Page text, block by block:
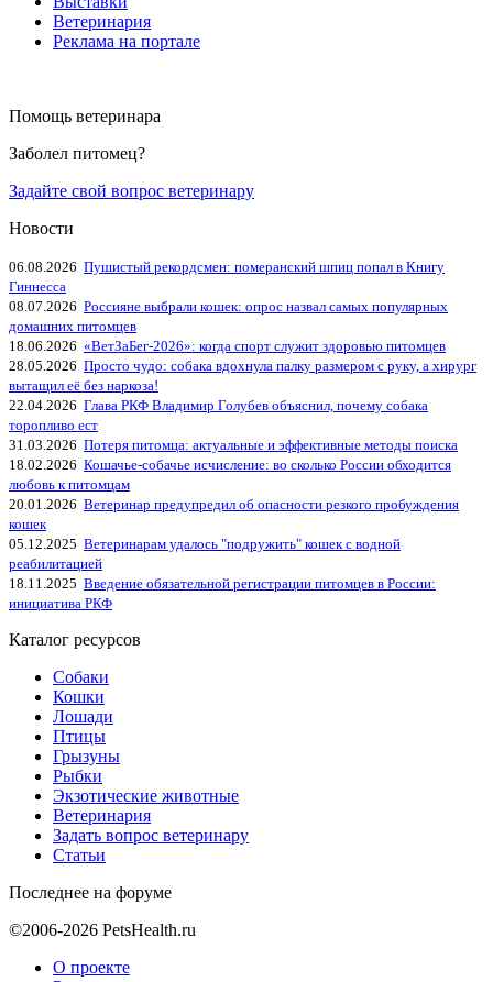
Ветеринария
Реклама на портале
Помощь ветеринара
Заболел питомец?
Задайте свой вопрос ветеринару
Новости
06.08.2026 Пушистый рекордсмен: померанский шпиц попал в Книгу
Гиннесса
08.07.2026 Россияне выбрали кошек: опрос назвал самых популярных
домашних питомцев
18.06.2026 «ВетЗаБег‑2026»: когда спорт служит здоровью питомцев
28.05.2026 Просто чудо: собака вдохнула палку размером с руку, а хирург
вытащил её без наркоза!
22.04.2026 Глава РКФ Владимир Голубев объяснил, почему собака
торопливо ест
31.03.2026 Потеря питомца: актуальные и эффективные методы поиска
18.02.2026 Кошачье-собачье исчисление: во сколько России обходится
любовь к питомцам
20.01.2026 Ветеринар предупредил об опасности резкого пробуждения
кошек
05.12.2025 Ветеринарам удалось "подружить" кошек с водной
реабилитацией
18.11.2025 Введение обязательной регистрации питомцев в России:
инициатива РКФ
Каталог ресурсов
Собаки
Кошки
Лошади
Птицы
Грызуны
Рыбки
Экзотические животные
Ветеринария
Задать вопрос ветеринару
Статьи
Последнее на форуме
©2006-2026 PetsHealth.ru
О проекте